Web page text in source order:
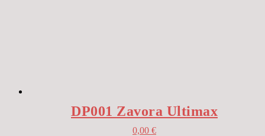
DP001 Zavora Ultimax
0,00 €